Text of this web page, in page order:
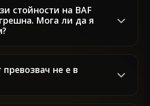
стойности на BAF
Мога ли да я
не е в